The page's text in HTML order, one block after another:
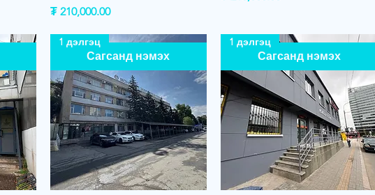
Price
₮ 210,000.00
Сагсанд нэмэх
1 дэлгэц
Сагсанд нэмэх
1 дэлгэц